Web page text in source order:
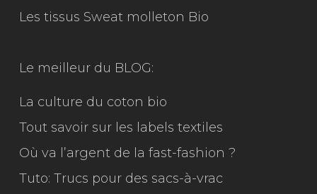
Les tissus Sweat molleton Bio
Le meilleur du BLOG:
La culture du coton bio
Tout savoir sur les labels textiles
Où va l’argent de la fast-fashion ?
Tuto: Trucs pour des sacs-à-vrac